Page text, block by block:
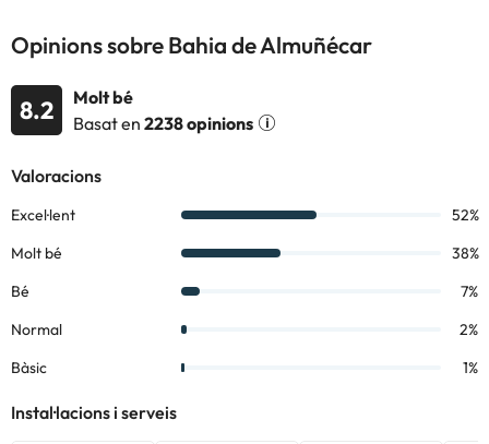
informació d'aquesta fitxa està subjecta a canvis per part de
Opinions sobre Bahia de Almuñécar
8.2
Molt bé
Basat en 2238 opinions